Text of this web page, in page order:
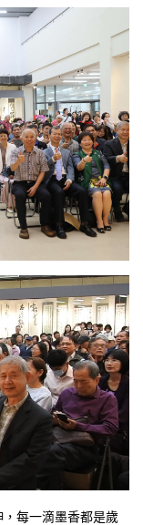
每一滴墨香都是歲